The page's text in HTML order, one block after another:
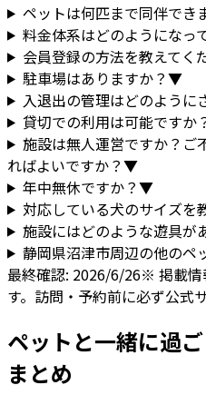
ペットは何匹まで同伴でき
料金体系はどのようになっ
会員登録の方法を教えてく
駐車場はありますか？▼
入退出の管理はどのように
貸切での利用は可能ですか
施設は無人運営ですか？ご
ればよいですか？▼
年中無休ですか？▼
対応している犬のサイズを
施設にはどのような遊具が
静岡県沼津市周辺の他のペ
最終確認: 2026/6/26※ 掲載情
す。訪問・予約前に必ず公式
ペットと一緒に過
まとめ